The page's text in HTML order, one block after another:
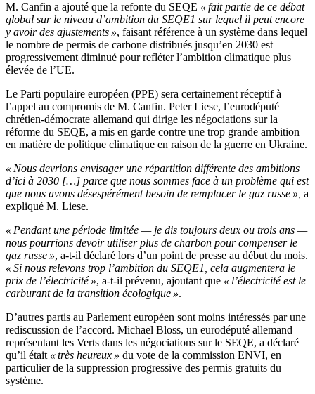
M. Canfin a ajouté que la refonte du SEQE « fait partie de ce débat
global sur le niveau d’ambition du SEQE1 sur lequel il peut encore
y avoir des ajustements », faisant référence à un système dans lequel
le nombre de permis de carbone distribués jusqu’en 2030 est
progressivement diminué pour refléter l’ambition climatique plus
élevée de l’UE.
Le Parti populaire européen (PPE) sera certainement réceptif à
l’appel au compromis de M. Canfin. Peter Liese, l’eurodéputé
chrétien-démocrate allemand qui dirige les négociations sur la
réforme du SEQE, a mis en garde contre une trop grande ambition
en matière de politique climatique en raison de la guerre en Ukraine.
« Nous devrions envisager une répartition différente des ambitions
d’ici à 2030 […] parce que nous sommes face à un problème qui est
que nous avons désespérément besoin de remplacer le gaz russe », a
expliqué M. Liese.
« Pendant une période limitée — je dis toujours deux ou trois ans —
nous pourrions devoir utiliser plus de charbon pour compenser le
gaz russe », a-t-il déclaré lors d’un point de presse au début du mois.
« Si nous relevons trop l’ambition du SEQE1, cela augmentera le
prix de l’électricité », a-t-il prévenu, ajoutant que « l’électricité est le
carburant de la transition écologique ».
D’autres partis au Parlement européen sont moins intéressés par une
rediscussion de l’accord. Michael Bloss, un eurodéputé allemand
représentant les Verts dans les négociations sur le SEQE, a déclaré
qu’il était « très heureux » du vote de la commission ENVI, en
particulier de la suppression progressive des permis gratuits du
système.